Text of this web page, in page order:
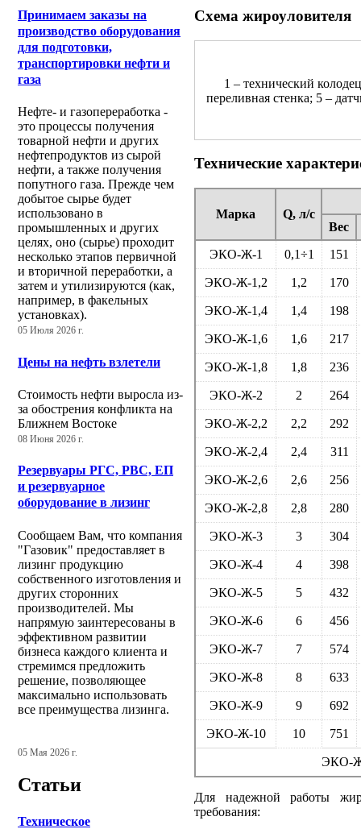
Принимаем заказы на
производство оборудования
для подготовки,
транспортировки нефти и
газа
Нефте- и газопереработка -
это процессы получения
товарной нефти и других
нефтепродуктов из сырой
нефти, а также получения
попутного газа. Прежде чем
добытое сырье будет
использовано в
промышленных и других
целях, оно (сырье) проходит
несколько этапов первичной
и вторичной переработки, а
затем и утилизируются (как,
например, в факельных
установках).
05 Июля 2026 г.
Цены на нефть взлетели
Стоимость нефти выросла из-
за обострения конфликта на
Ближнем Востоке
08 Июня 2026 г.
Резервуары РГС, РВС, ЕП
и резервуарное
оборудование в лизинг
Сообщаем Вам, что компания
"Газовик" предоставляет в
лизинг продукцию
собственного изготовления и
других сторонних
производителей. Мы
напрямую заинтересованы в
эффективном развитии
бизнеса каждого клиента и
стремимся предложить
решение, позволяющее
максимально использовать
все преимущества лизинга.
05 Мая 2026 г.
Статьи
Техническое
Схема жироуловителя
1 – технический
переливная стенка; 5 –
Технические
Марка
Q, л/с
Вес
ЭКО-Ж-1
0,1÷1 151
ЭКО-Ж-1,2 1,2 170
ЭКО-Ж-1,4 1,4 198
ЭКО-Ж-1,6 1,6 217
ЭКО-Ж-1,8 1,8 236
ЭКО-Ж-2 2 264
ЭКО-Ж-2,2 2,2 292
ЭКО-Ж-2,4 2,4 311
ЭКО-Ж-2,6 2,6 256
ЭКО-Ж-2,8 2,8 280
ЭКО-Ж-3 3 304
ЭКО-Ж-4 4 398
ЭКО-Ж-5 5 432
ЭКО-Ж-6 6 456
ЭКО-Ж-7 7 574
ЭКО-Ж-8 8 633
ЭКО-Ж-9 9 692
ЭКО-Ж-10 10 751
ЭКО-Ж-
Для надежной работы
требования: